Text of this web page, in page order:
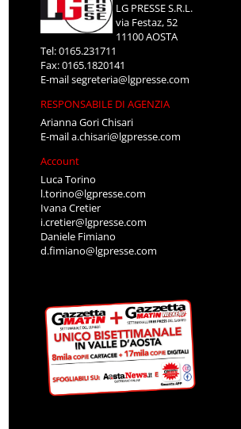
LG PRESSE S.R.L.
via Festaz, 52
11100 AOSTA
Tel: 0165.231711
Fax: 0165.1820141
E-mailsegreteria@lgpresse.com
RESPONSABILE DI AGENZIA
Arianna Gori Chisari
E-maila.chisari@lgpresse.com
Account
Luca Torino
l.torino@lgpresse.com
Ivana Cretier
i.cretier@lgpresse.com
Daniele Fimiano
d.fimiano@lgpresse.com